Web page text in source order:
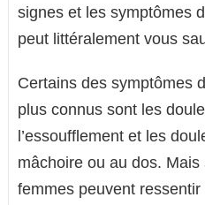
signes et les symptômes
peut littéralement vous
Certains des symptômes
plus connus sont les
l’essoufflement et les
mâchoire ou au dos.
femmes peuvent